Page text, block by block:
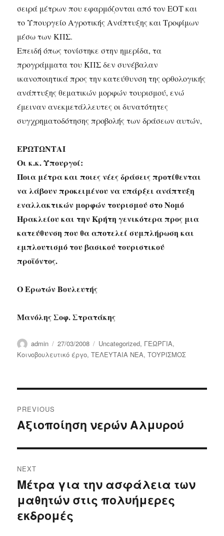
σειρά μέτρων που εφαρμόζονται από τον ΕΟΤ και
το Υπουργείο Αγροτικής Ανάπτυξης και Τροφίμων
μέσω των ΚΠΣ.
Επειδή όπως τονίστηκε στην ημερίδα, τα
προγράμματα του ΚΠΣ δεν συνέβαλαν
ικανοποιητικά προς την κατεύθυνση της ορθολογικής
ανάπτυξης θεματικών μορφών τουρισμού, ενώ
έμειναν ανεκμετάλλευτες οι δυνατότητες
συγχρηματοδότησης προβολής των δράσεων αυτών,
ΕΡΩΤΩΝΤΑΙ
Οι κ.κ. Υπουργοί:
Ποια μέτρα και ποιες νέες δράσεις προτίθενται
να λάβουν προκειμένου να υπάρξει ανάπτυξη
εναλλακτικών μορφών τουρισμού στο Νομό
Ηρακλείου και την Κρήτη γενικότερα προς μια
κατεύθυνση που θα αποτελεί συμπλήρωση και
εμπλουτισμό του βασικού τουριστικού
προϊόντος.
Ο Ερωτών Βουλευτής
Μανόλης Σοφ. Στρατάκης
Author
admin
Posted
on
27/03/2008 Categories
Uncategorized, ΓΕΩΡΓΙΑ,
Κοινοβουλευτικό έργο,ΤΕΛΕΥΤΑΙΑ ΝΕΑ,ΤΟΥΡΙΣΜΟΣ
navigation
PREVIOUS
Previous
Αξιοποίηση νερών Αλμυρού
NEXT
Next
post:
Μέτρα για την ασφάλεια των
μαθητών στις πολυήμερες
εκδρομές